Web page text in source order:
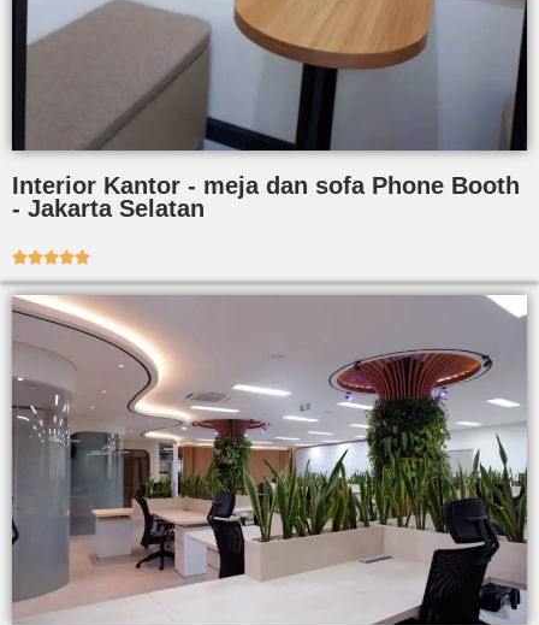
Interior Kantor - meja dan sofa Phone Booth
- Jakarta Selatan
